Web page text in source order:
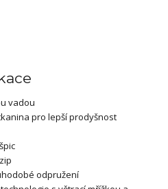
vadou
pro lepší prodyšnost
odpružení